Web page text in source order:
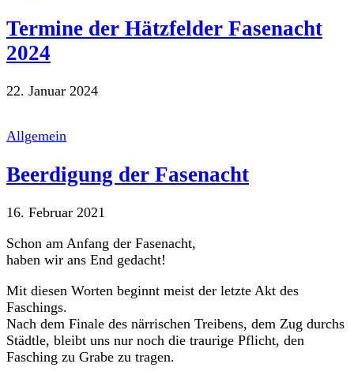
Termine der Hätzfelder Fasenacht
2024
22. Januar 2024
Allgemein
Beerdigung der Fasenacht
16. Februar 2021
Schon am Anfang der Fasenacht,
haben wir ans End gedacht!
Mit diesen Worten beginnt meist der letzte Akt des
Faschings.
Nach dem Finale des närrischen Treibens, dem Zug durchs
Städtle, bleibt uns nur noch die traurige Pflicht, den
Fasching zu Grabe zu tragen.